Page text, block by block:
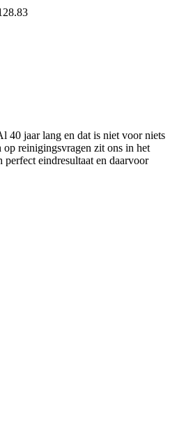
40 jaar lang en dat is niet voor niets
reinigingsvragen zit ons in het
perfect eindresultaat en daarvoor